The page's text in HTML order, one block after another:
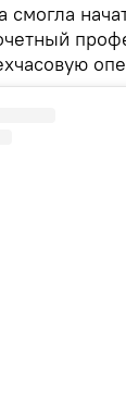
смогла